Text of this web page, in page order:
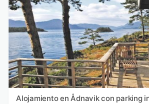
Alojamiento en Ådnavik con parking